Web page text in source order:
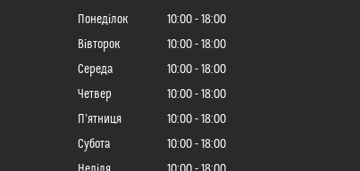
Понеділок 10:00
18:00
Вівторок
10:00
18:00
Середа
10:00
18:00
Четвер
10:00
18:00
Пʼятниця
10:00
18:00
Субота
10:00
18:00